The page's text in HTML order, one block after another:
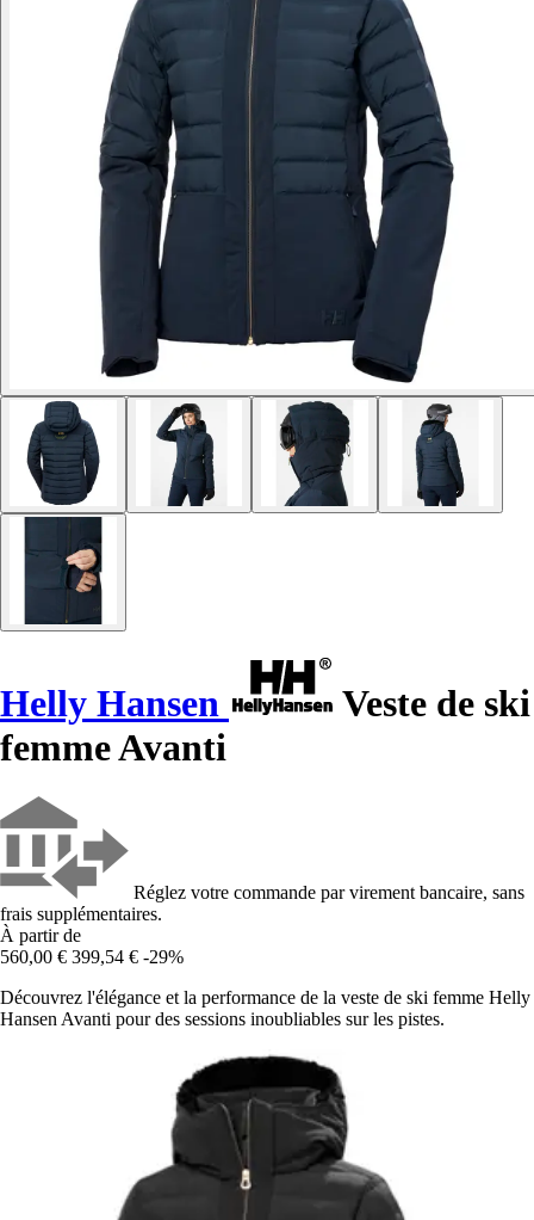
Helly Hansen
Veste de ski
femme Avanti
Réglez votre commande par virement bancaire, sans
frais supplémentaires.
À partir de
560,00 € 399,54 € -29%
Découvrez l'élégance et la performance de la veste de ski femme Helly
Hansen Avanti pour des sessions inoubliables sur les pistes.